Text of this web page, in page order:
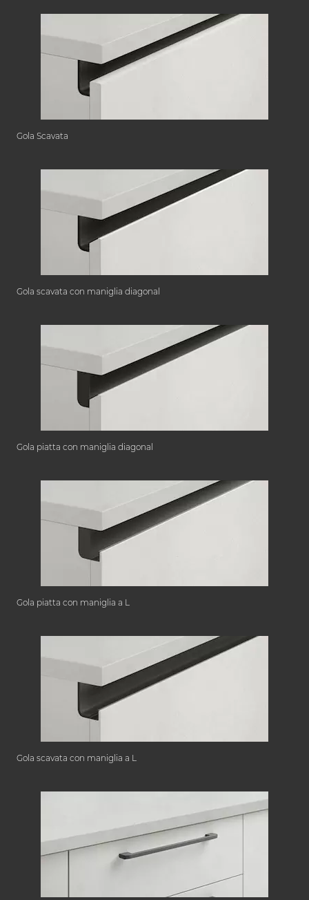
Gola Scavata
Gola scavata con maniglia diagonal
Gola piatta con maniglia diagonal
Gola piatta con maniglia a L
Gola scavata con maniglia a L